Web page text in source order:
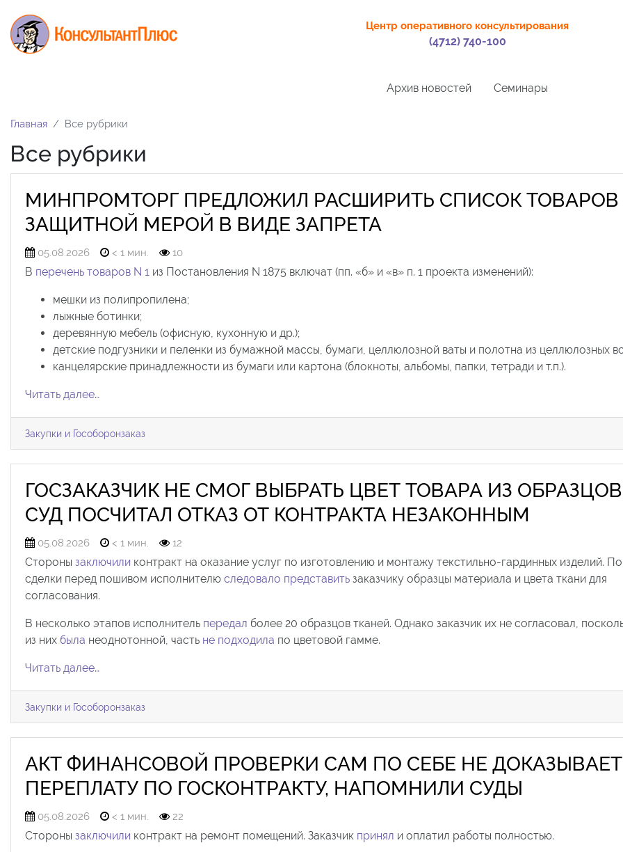
Центр оперативного консультирования
(4712) 740-100
Архив новостей Семинары
Главная Все рубрики
Все рубрики
МИНПРОМТОРГ ПРЕДЛОЖИЛ РАСШИРИТЬ СПИСОК ТОВАРОВ
ЗАЩИТНОЙ МЕРОЙ В ВИДЕ ЗАПРЕТА
05.08.2026 < 1 мин. 10
В перечень товаров N 1 из Постановления N 1875 включат (пп. «б» и «в» п. 1 проекта изменений):
мешки из полипропилена;
лыжные ботинки;
деревянную мебель (офисную, кухонную и др.);
детские подгузники и пеленки из бумажной массы, бумаги, целлюлозной ваты и полотна из целлюлозных
канцелярские принадлежности из бумаги или картона (блокноты, альбомы, папки, тетради и т.п.).
Читать далее…
Закупки и Гособоронзаказ
ГОСЗАКАЗЧИК НЕ СМОГ ВЫБРАТЬ ЦВЕТ ТОВАРА ИЗ
СУД ПОСЧИТАЛ ОТКАЗ ОТ КОНТРАКТА НЕЗАКОННЫМ
05.08.2026 < 1 мин. 12
Стороны заключили контракт на оказание услуг по изготовлению и монтажу текстильно-гардинных изделий.
сделки перед пошивом исполнителю следовало представить заказчику образцы материала и цвета ткани для
согласования.
В несколько этапов исполнитель передал более 20 образцов тканей. Однако заказчик их не согласовал,
из них была неоднотонной, часть не подходила по цветовой гамме.
Читать далее…
Закупки и Гособоронзаказ
АКТ ФИНАНСОВОЙ ПРОВЕРКИ САМ ПО СЕБЕ НЕ ДОКАЗЫВАЕТ
ПЕРЕПЛАТУ ПО ГОСКОНТРАКТУ, НАПОМНИЛИ СУДЫ
05.08.2026 < 1 мин. 22
Стороны заключили контракт на ремонт помещений. Заказчик принял и оплатил работы полностью.